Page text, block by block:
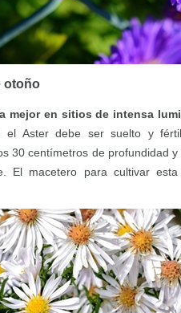
otoño
mejor en sitios de intensa
el Aster debe ser suelto y
30 centímetros de profundidad
El macetero para cultivar